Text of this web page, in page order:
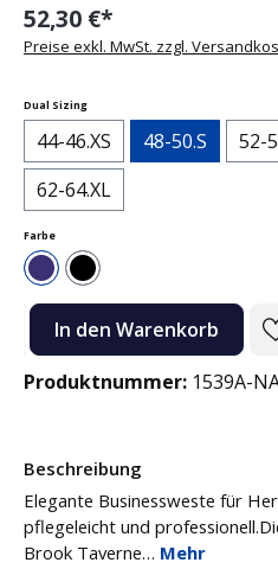
52,30 €*
Preise exkl. MwSt. zzgl.
Dual Sizingauswählen
44-46.XS 48-50.S 52-
62-64.XL
Farbeauswählen
NavySchwarz
Produkt Anzahl: Gib den
In den Warenkorb
Produktnummer: 1539A-
Beschreibung
Elegante Businessweste für
pflegeleicht und
Brook Taverne… Mehr